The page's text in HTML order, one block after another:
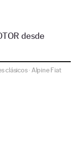
desde
clásicos·Alpine Fiat